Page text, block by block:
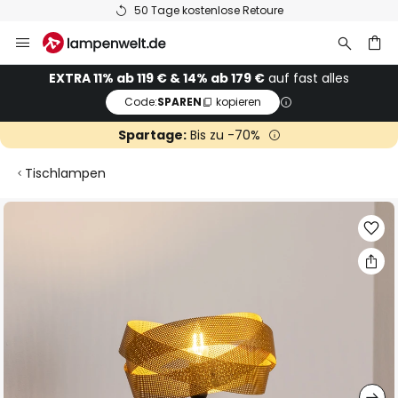
50 Tage kostenlose Retoure
Inhalt
springenEXTRA 11% ab 119 € & 14% ab 179 € auf fast alles
Code:SPAREN kopieren
Spartage:Bis zu -70%
Tischlampen
Zum